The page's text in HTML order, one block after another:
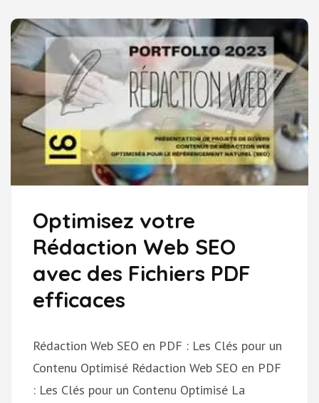
SEO
EFFICACE
Optimisez votre
Rédaction Web SEO
avec des Fichiers PDF
efficaces
Rédaction Web SEO en PDF : Les Clés pour un
Contenu Optimisé Rédaction Web SEO en PDF
: Les Clés pour un Contenu Optimisé La